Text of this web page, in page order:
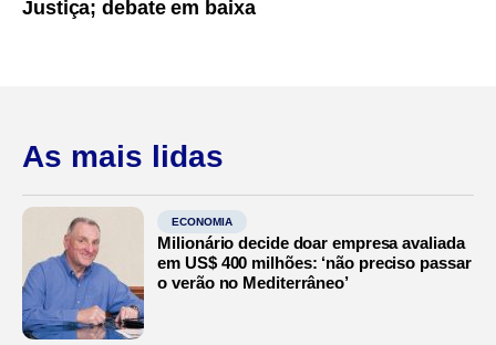
Justiça; debate em baixa
As mais lidas
ECONOMIA
Milionário decide doar empresa avaliada
em US$ 400 milhões: ‘não preciso passar
o verão no Mediterrâneo’